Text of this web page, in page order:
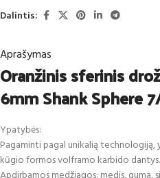
Dalintis:
Aprašymas
Oranžinis sferinis
6mm Shank Sphere
Ypatybės:
Pagaminti pagal unikalią technologiją,
kūgio formos volframo karbido dantys.